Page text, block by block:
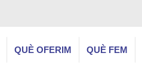
QUÈ OFERIM QUÈ FEM